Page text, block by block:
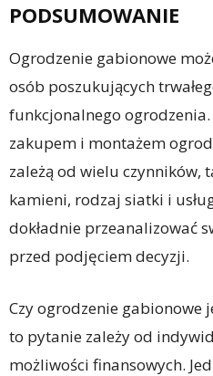
PODSUMOWANIE
Ogrodzenie gabionowe
osób poszukujących
funkcjonalnego ogrodzenia.
zakupem i montażem
zależą od wielu czynników,
kamieni, rodzaj siatki i
dokładnie przeanalizować
przed podjęciem decyzji.
Czy ogrodzenie gabionowe
to pytanie zależy od
możliwości finansowych.